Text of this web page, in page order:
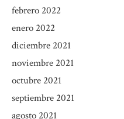
febrero 2022
enero 2022
diciembre 2021
noviembre 2021
octubre 2021
septiembre 2021
agosto 2021